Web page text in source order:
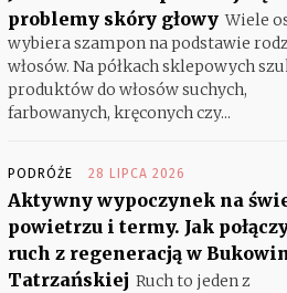
problemy skóry głowy Wiele
wybiera szampon na podstawie
włosów. Na półkach sklepowych
produktów do włosów suchych,
farbowanych, kręconych czy...
PODRÓŻE 28 LIPCA 2026
Aktywny wypoczynek na
powietrzu i termy. Jak
ruch z regeneracją w
Tatrzańskiej Ruch to jeden z